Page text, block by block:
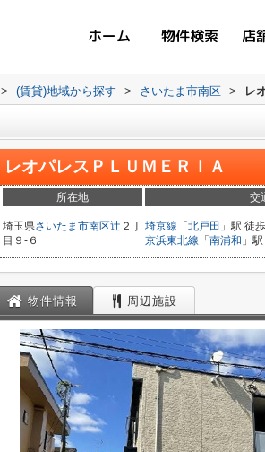
ホーム 物件検索 店
> (賃貸)地域から探す > さいたま市南区 > レ
レオパレスＰＬＵＭＥＲＩＡ
所在地 交
埼玉県さいたま市南区辻 ２丁
目９-６
埼京線 「 北戸田 」駅 徒
京浜東北線 「 南浦和 」
物件情報 周辺施設